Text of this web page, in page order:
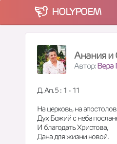
HOLYPOEM
Анания и
Автор:Вера
Д. Ап. 5 : 1 - 11
На церковь, на
Дух Божий с неба
И благодать Христова,
Дана для жизни новой.